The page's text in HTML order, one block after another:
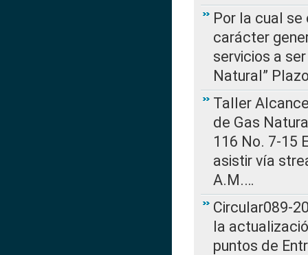
Por la cual
carácter
servicios a
Natural”
Taller
de Gas
116 No. 7-15
asistir vía
A.M.…
Circular089-
la
puntos de